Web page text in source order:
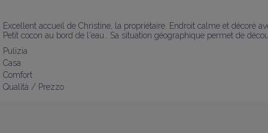
Excellent accueil de Christine, la propriétaire. Endroit calme et décoré
Petit cocon au bord de l'eau.. Sa situation géographique permet de
Pulizia
Casa
Comfort
Qualità / Prezzo